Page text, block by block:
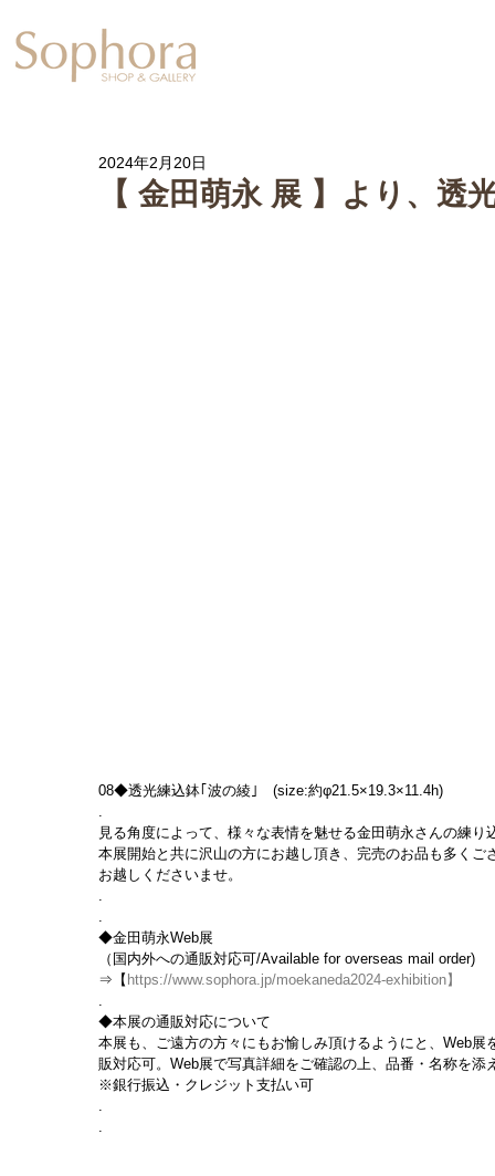
【 金田萌永 展 】より、透
2024年2月20日
08◆透光練込鉢｢波の綾｣　(size:約φ21.5×19.3×11.4h)
.
見る角度によって、様々な表情を魅せる金田萌永さんの練り
本展開始と共に沢山の方にお越し頂き、完売のお品も多く
お越しくださいませ。
.
.
◆金田萌永Web展
（国内外への通販対応可/Available for overseas mail order)
⇒【 https://www.sophora.jp/moekaneda2024-exhibition】
.
◆本展の通販対応について
本展も、ご遠方の方々にもお愉しみ頂けるようにと、Web
販対応可。Web展で写真詳細をご確認の上、品番・名称を
※銀行振込・クレジット支払い可
.
.